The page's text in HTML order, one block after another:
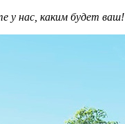
у нас, каким будет ваш!